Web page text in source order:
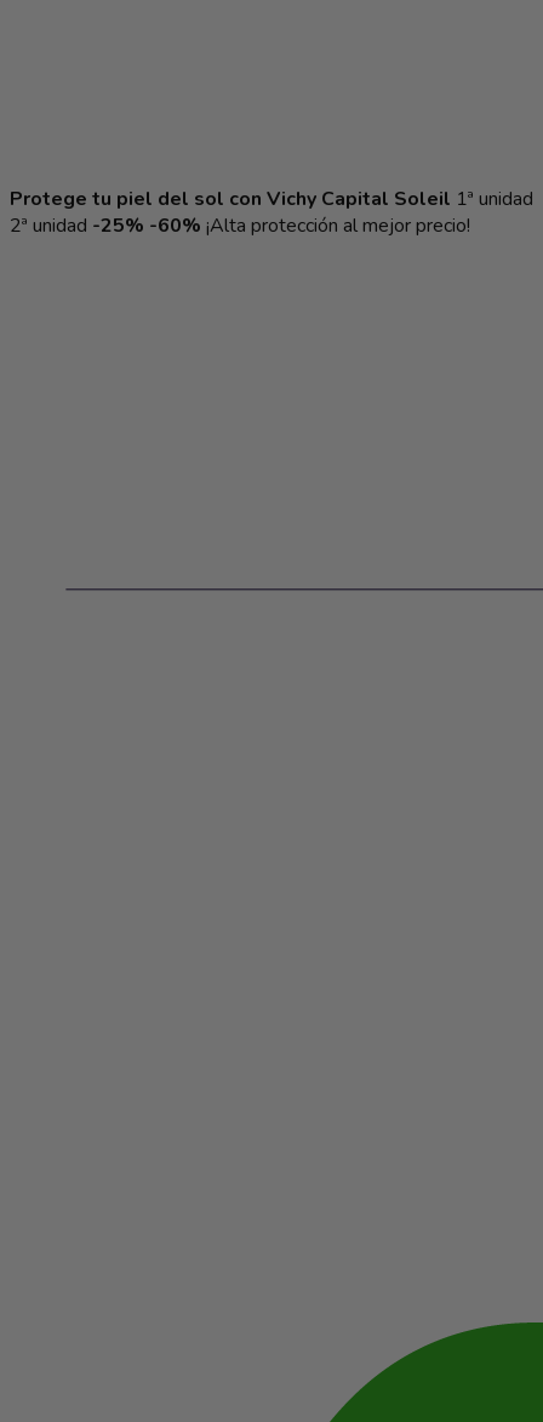
Protege tu piel del sol con Vichy Capital Soleil 1ª unidad
2ª unidad -25% -60% ¡Alta protección al mejor precio!